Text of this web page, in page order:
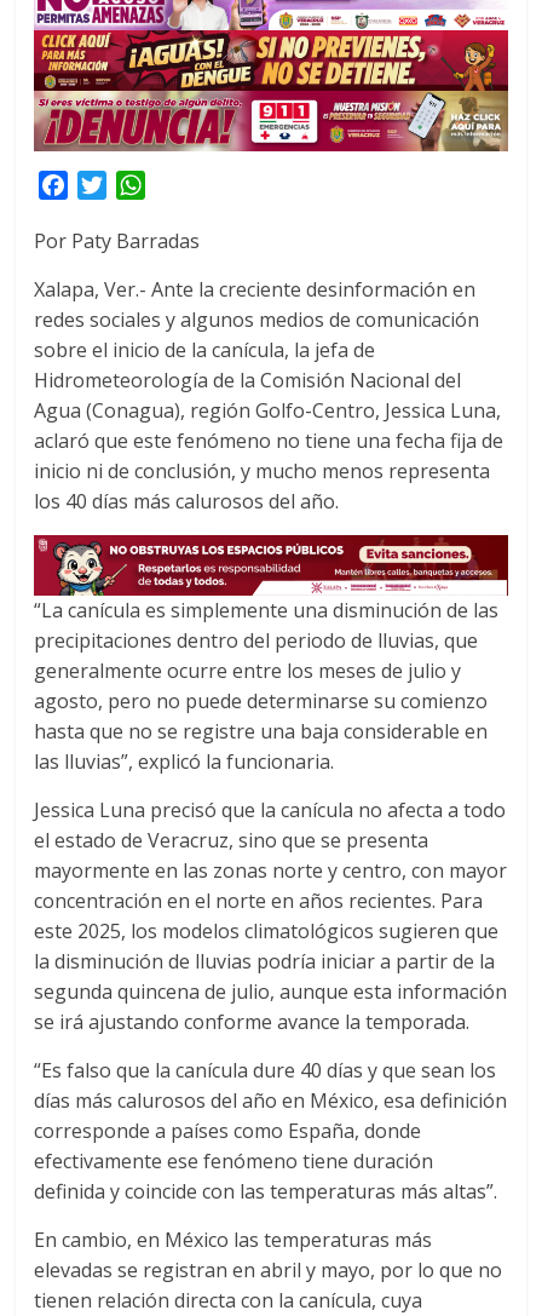
c
b
o
o
k
T
i
t
e
r
a
s
A
p
p
Por Paty Barradas
Xalapa, Ver.- Ante la creciente desinformación en
redes sociales y algunos medios de comunicación
sobre el inicio de la canícula, la jefa de
Hidrometeorología de la Comisión Nacional del
Agua (Conagua), región Golfo-Centro, Jessica Luna,
aclaró que este fenómeno no tiene una fecha fija de
inicio ni de conclusión, y mucho menos representa
los 40 días más calurosos del año.
“La canícula es simplemente una disminución de las
precipitaciones dentro del periodo de lluvias, que
generalmente ocurre entre los meses de julio y
agosto, pero no puede determinarse su comienzo
hasta que no se registre una baja considerable en
las lluvias”, explicó la funcionaria.
Jessica Luna precisó que la canícula no afecta a todo
el estado de Veracruz, sino que se presenta
mayormente en las zonas norte y centro, con mayor
concentración en el norte en años recientes. Para
este 2025, los modelos climatológicos sugieren que
la disminución de lluvias podría iniciar a partir de la
segunda quincena de julio, aunque esta información
se irá ajustando conforme avance la temporada.
“Es falso que la canícula dure 40 días y que sean los
días más calurosos del año en México, esa definición
corresponde a países como España, donde
efectivamente ese fenómeno tiene duración
definida y coincide con las temperaturas más altas”.
En cambio, en México las temperaturas más
elevadas se registran en abril y mayo, por lo que no
tienen relación directa con la canícula, cuya